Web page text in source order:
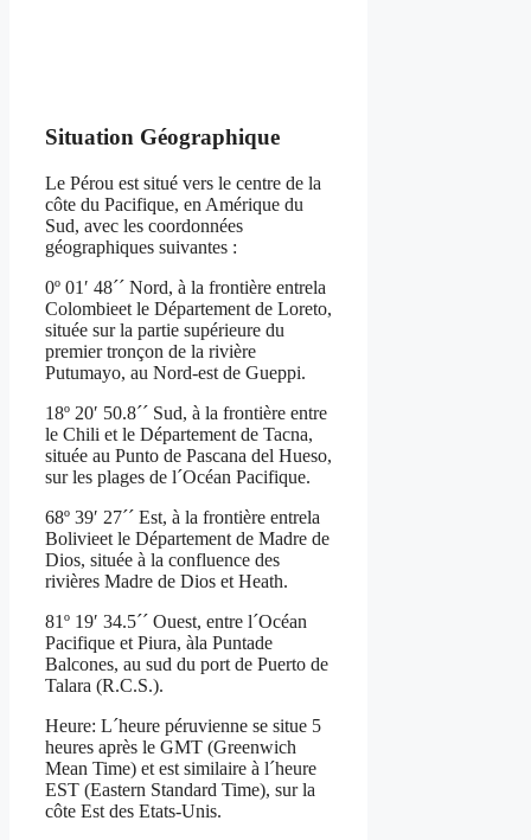
Situation Géographique
Le Pérou est situé vers le centre de la
côte du Pacifique, en Amérique du
Sud, avec les coordonnées
géographiques suivantes :
0º 01′ 48´´ Nord, à la frontière entrela
Colombieet le Département de Loreto,
située sur la partie supérieure du
premier tronçon de la rivière
Putumayo, au Nord-est de Gueppi.
18º 20′ 50.8´´ Sud, à la frontière entre
le Chili et le Département de Tacna,
située au Punto de Pascana del Hueso,
sur les plages de l´Océan Pacifique.
68º 39′ 27´´ Est, à la frontière entrela
Bolivieet le Département de Madre de
Dios, située à la confluence des
rivières Madre de Dios et Heath.
81º 19′ 34.5´´ Ouest, entre l´Océan
Pacifique et Piura, àla Puntade
Balcones, au sud du port de Puerto de
Talara (R.C.S.).
Heure: L´heure péruvienne se situe 5
heures après le GMT (Greenwich
Mean Time) et est similaire à l´heure
EST (Eastern Standard Time), sur la
côte Est des Etats-Unis.